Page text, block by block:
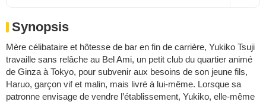
Synopsis
Mère célibataire et hôtesse de bar en fin de carrière, Yukiko Tsuji
travaille sans relâche au Bel Ami, un petit club du quartier animé
de Ginza à Tokyo, pour subvenir aux besoins de son jeune fils,
Haruo, garçon vif et malin, mais livré à lui-même. Lorsque sa
patronne envisage de vendre l’établissement, Yukiko, elle-même